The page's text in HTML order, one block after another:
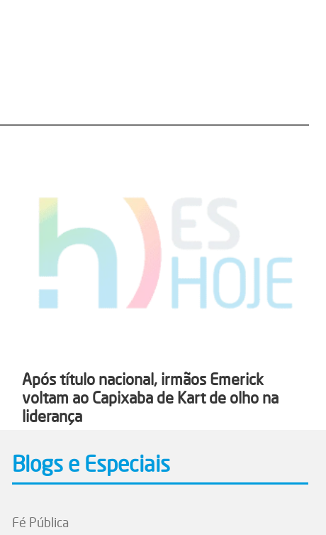
Após título nacional, irmãos Emerick
voltam ao Capixaba de Kart de olho na
liderança
Blogs e Especiais
Fé Pública